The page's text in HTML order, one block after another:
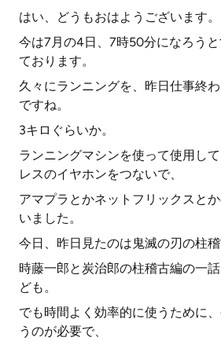
はい、どうもおはようございます。
今は7月の4日、7時50分になろう
ております。
久々にランニングを、昨日仕事終
ですね。
3キロぐらいか。
ランニングマシンを使って使用し
レスのイヤホンをつないで、
アマプラとかネットフリックスと
いました。
今日、昨日見たのは鬼滅の刃の柱稽
時藤一郎と炭治郎の柱稽古編の一
ども。
でも時間よく効率的に使うために
うのが必要で、